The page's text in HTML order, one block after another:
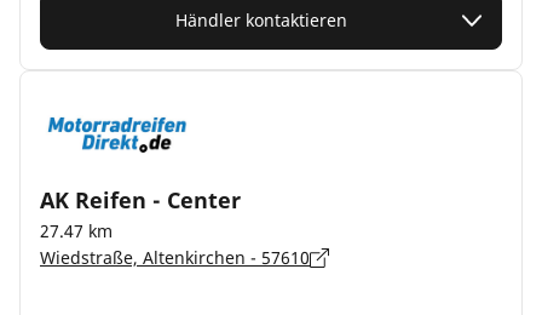
Händler kontaktieren
AK Reifen - Center
27.47 km
Wiedstraße, Altenkirchen - 57610